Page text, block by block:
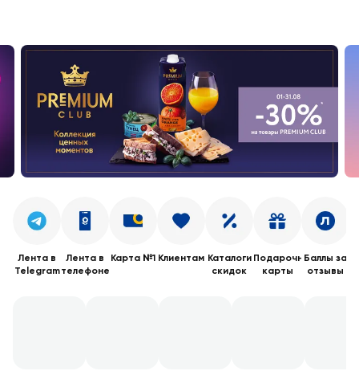
Лента в
Telegram
Лента в
телефоне
Карта №1 Клиентам Каталоги
скидок
Подарочные
карты
Баллы за
отзывы